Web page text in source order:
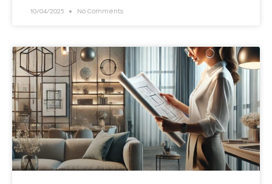
10/04/2025 No Comments